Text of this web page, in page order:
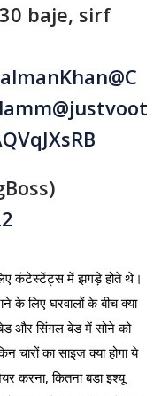
baje, sirf
@C
@justvoot
कंटेस्टेंट्स में झगड़े होते थे।
के लिए घरवालों के बीच क्या
बेड और सिंगल बेड में सोने को
चारों का साइज क्या होगा ये
करना, कितना बड़ा इश्यू